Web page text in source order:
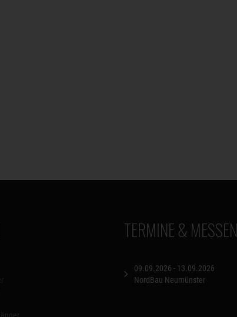
TERMINE & MESSEN
09.09.2026 - 13.09.2026
NordBau Neumünster